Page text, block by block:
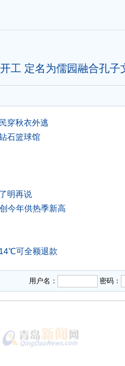
工 定名为儒园融合孔子
穿秋衣外逃
石篮球馆
明再说
今年供热季新高
可全额退款
用户名： 密码：